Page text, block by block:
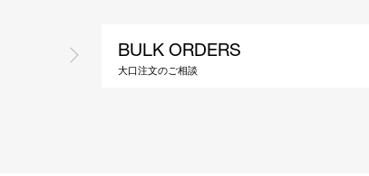
BULK ORDERS
大口注文のご相談